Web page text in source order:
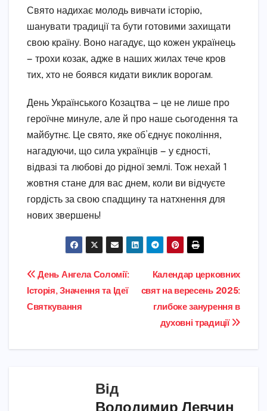
Свято надихає молодь вивчати історію,
шанувати традиції та бути готовими захищати
свою країну. Воно нагадує, що кожен українець
— трохи козак, адже в наших жилах тече кров
тих, хто не боявся кидати виклик ворогам.
День Українського Козацтва — це не лише про
героїчне минуле, але й про наше сьогодення та
майбутнє. Це свято, яке об’єднує покоління,
нагадуючи, що сила українців — у єдності,
відвазі та любові до рідної землі. Тож нехай 1
жовтня стане для вас днем, коли ви відчуєте
гордість за свою спадщину та натхнення для
нових звершень!
Навігація
записів
Календар церковних
свят на вересень 2025:
глибоке занурення в
духовні традиції
День Ангела Соломії:
Історія, Значення та Ідеї
Святкування
Від
Володимир Левчин